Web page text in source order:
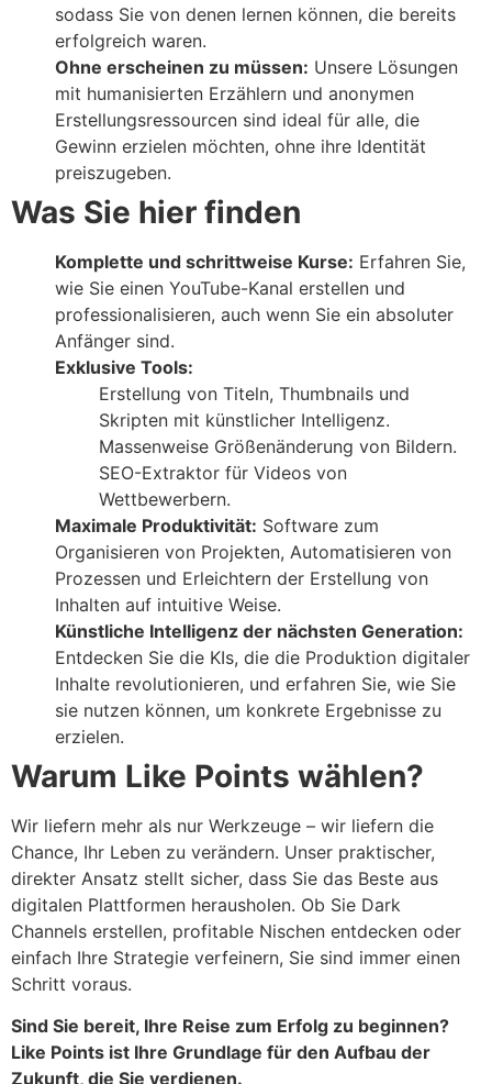
sodass Sie von denen lernen können, die bereits
erfolgreich waren.
Ohne erscheinen zu müssen: Unsere Lösungen
mit humanisierten Erzählern und anonymen
Erstellungsressourcen sind ideal für alle, die
Gewinn erzielen möchten, ohne ihre Identität
preiszugeben.
Was Sie hier finden
Komplette und schrittweise Kurse: Erfahren Sie,
wie Sie einen YouTube-Kanal erstellen und
professionalisieren, auch wenn Sie ein absoluter
Anfänger sind.
Exklusive Tools:
Erstellung von Titeln, Thumbnails und
Skripten mit künstlicher Intelligenz.
Massenweise Größenänderung von Bildern.
SEO-Extraktor für Videos von
Wettbewerbern.
Maximale Produktivität: Software zum
Organisieren von Projekten, Automatisieren von
Prozessen und Erleichtern der Erstellung von
Inhalten auf intuitive Weise.
Künstliche Intelligenz der nächsten Generation:
Entdecken Sie die KIs, die die Produktion digitaler
Inhalte revolutionieren, und erfahren Sie, wie Sie
sie nutzen können, um konkrete Ergebnisse zu
erzielen.
Warum Like Points wählen?
Wir liefern mehr als nur Werkzeuge – wir liefern die
Chance, Ihr Leben zu verändern. Unser praktischer,
direkter Ansatz stellt sicher, dass Sie das Beste aus
digitalen Plattformen herausholen. Ob Sie Dark
Channels erstellen, profitable Nischen entdecken oder
einfach Ihre Strategie verfeinern, Sie sind immer einen
Schritt voraus.
Sind Sie bereit, Ihre Reise zum Erfolg zu beginnen?
Like Points ist Ihre Grundlage für den Aufbau der
Zukunft, die Sie verdienen.